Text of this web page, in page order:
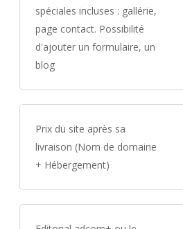
spéciales incluses : gallérie,
page contact. Possibilité
d'ajouter un formulaire, un
blog
Prix du site après sa
livraison (Nom de domaine
+ Hébergement)